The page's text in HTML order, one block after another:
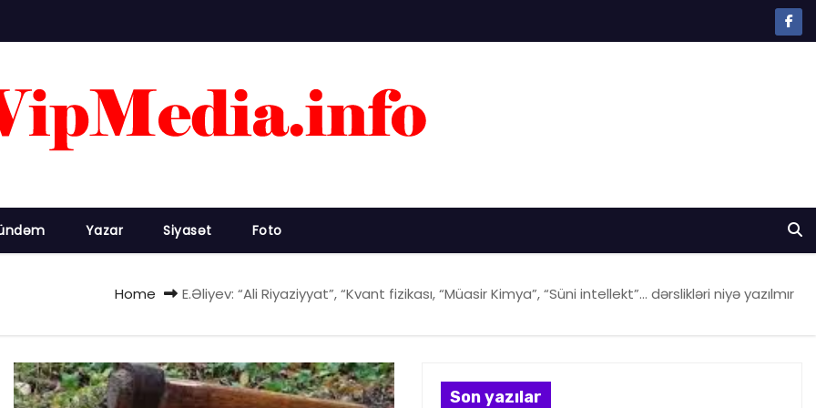
Yazar Siyasət Foto
Home E.Əliyev: “Ali Riyaziyyat”, “Kvant fizikası, “Müasir Kimya”, “Süni intellekt”… dərslikləri niyə yazılmır
Son yazılar